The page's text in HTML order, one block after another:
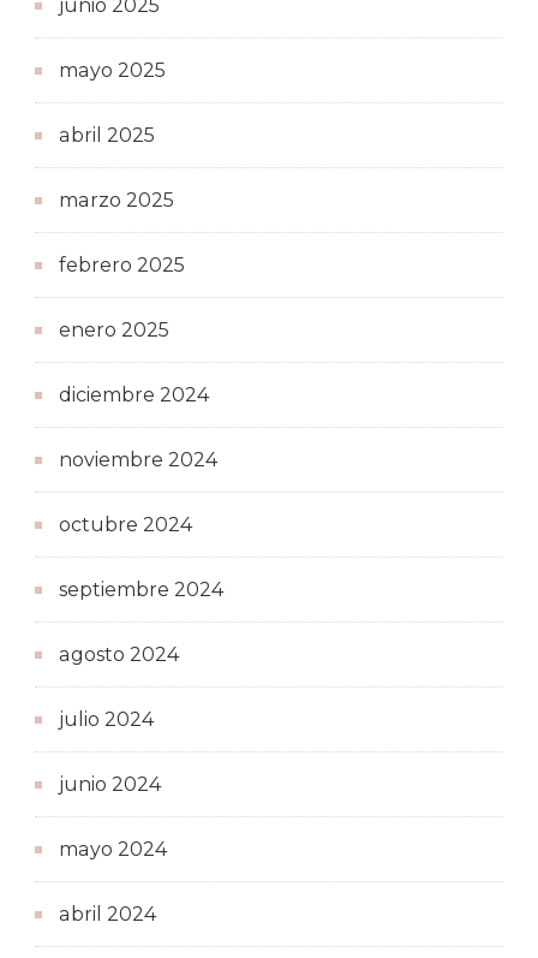
junio 2025
mayo 2025
abril 2025
marzo 2025
febrero 2025
enero 2025
diciembre 2024
noviembre 2024
octubre 2024
septiembre 2024
agosto 2024
julio 2024
junio 2024
mayo 2024
abril 2024